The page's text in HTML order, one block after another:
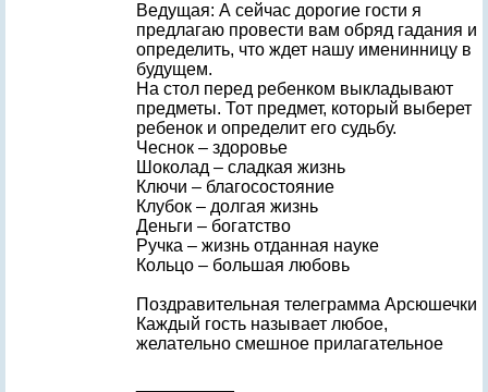
Ведущая: А сейчас дорогие гости я
предлагаю провести вам обряд гадания и
определить, что ждет нашу именинницу в
будущем.
На стол перед ребенком выкладывают
предметы. Тот предмет, который выберет
ребенок и определит его судьбу.
Чеснок – здоровье
Шоколад – сладкая жизнь
Ключи – благосостояние
Клубок – долгая жизнь
Деньги – богатство
Ручка – жизнь отданная науке
Кольцо – большая любовь
Поздравительная телеграмма Арсюшечки
Каждый гость называет любое,
желательно смешное прилагательное